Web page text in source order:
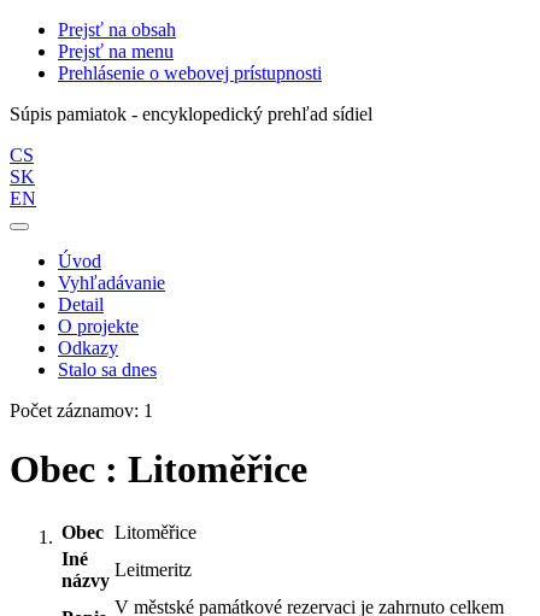
Prejsť na obsah
Prejsť na menu
Prehlásenie o webovej prístupnosti
Súpis pamiatok - encyklopedický prehľad sídiel
CS
SK
EN
Úvod
Vyhľadávanie
Detail
O projekte
Odkazy
Stalo sa dnes
Počet záznamov: 1
Obec : Litoměřice
Obec Litoměřice
Iné
názvy
Leitmeritz
V městské památkové rezervaci je zahrnuto celkem